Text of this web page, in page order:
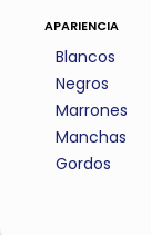
apariencia
Blancos
Negros
Marrones
Manchas
Gordos